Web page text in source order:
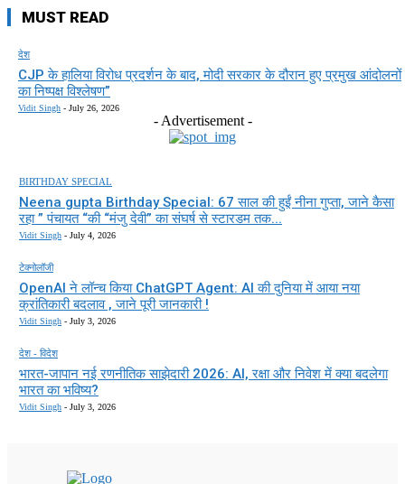
MUST READ
देश
CJP के हालिया विरोध प्रदर्शन के बाद, मोदी सरकार के दौरान हुए प्रमुख आंदोलनों
का निष्पक्ष विश्लेषण”
Vidit Singh - July 26, 2026
- Advertisement -
BIRTHDAY SPECIAL
Neena gupta Birthday Special: 67 साल की हुईं नीना गुप्ता, जाने कैसा
रहा ” पंचायत “की “मंजु देवी” का संघर्ष से स्टारडम तक...
Vidit Singh - July 4, 2026
टेक्नोलॉजी
OpenAI ने लॉन्च किया ChatGPT Agent: AI की दुनिया में आया नया
क्रांतिकारी बदलाव , जाने पूरी जानकारी !
Vidit Singh - July 3, 2026
देश - विदेश
भारत-जापान नई रणनीतिक साझेदारी 2026: AI, रक्षा और निवेश में क्या बदलेगा
भारत का भविष्य?
Vidit Singh - July 3, 2026